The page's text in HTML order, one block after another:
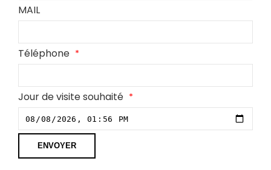
MAIL
Téléphone
Jour de visite souhaité
ENVOYER